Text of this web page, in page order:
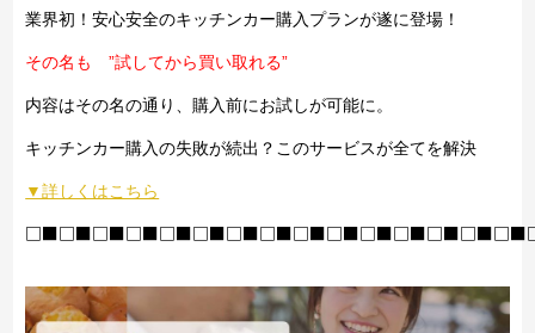
業界初！安心安全のキッチンカー購入プランが遂に登場！
その名も ”試してから買い取れる”
内容はその名の通り、購入前にお試しが可能に。
キッチンカー購入の失敗が続出？このサービスが全てを解決
▼詳しくはこちら